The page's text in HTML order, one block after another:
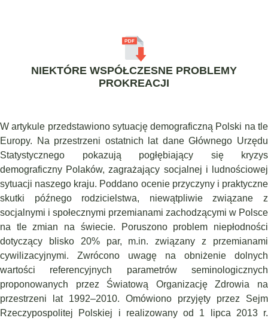
NIEKTÓRE WSPÓŁCZESNE PROBLEMY
PROKREACJI
W artykule przedstawiono sytuację demograficzną Polski na tle
Europy. Na przestrzeni ostatnich lat dane Głównego Urzędu
Statystycznego pokazują pogłębiający się kryzys
demograficzny Polaków, zagrażający socjalnej i ludnościowej
sytuacji naszego kraju. Poddano ocenie przyczyny i praktyczne
skutki późnego rodzicielstwa, niewątpliwie związane z
socjalnymi i społecznymi przemianami zachodzącymi w Polsce
na tle zmian na świecie. Poruszono problem niepłodności
dotyczący blisko 20% par, m.in. związany z przemianami
cywilizacyjnymi. Zwrócono uwagę na obniżenie dolnych
wartości referencyjnych parametrów seminologicznych
proponowanych przez Światową Organizację Zdrowia na
przestrzeni lat 1992–2010. Omówiono przyjęty przez Sejm
Rzeczypospolitej Polskiej i realizowany od 1 lipca 2013 r.